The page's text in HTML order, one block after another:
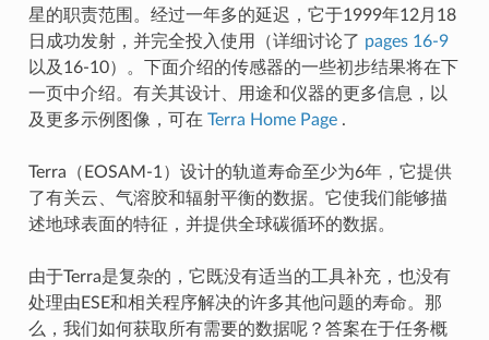
星的职责范围。经过一年多的延迟，它于1999年12月18
日成功发射，并完全投入使用（详细讨论了 pages 16-9
以及16-10）。下面介绍的传感器的一些初步结果将在下
一页中介绍。有关其设计、用途和仪器的更多信息，以
及更多示例图像，可在 Terra Home Page.
Terra（EOSAM-1）设计的轨道寿命至少为6年，它提供
了有关云、气溶胶和辐射平衡的数据。它使我们能够描
述地球表面的特征，并提供全球碳循环的数据。
由于Terra是复杂的，它既没有适当的工具补充，也没有
处理由ESE和相关程序解决的许多其他问题的寿命。那
么，我们如何获取所有需要的数据呢？答案在于任务概